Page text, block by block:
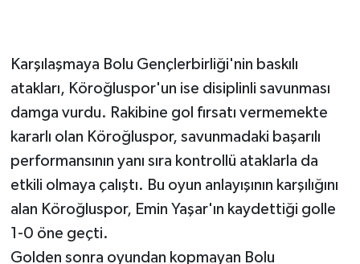
Karşılaşmaya Bolu Gençlerbirliği'nin baskılı
atakları, Köroğluspor'un ise disiplinli savunması
damga vurdu. Rakibine gol fırsatı vermemekte
kararlı olan Köroğluspor, savunmadaki başarılı
performansının yanı sıra kontrollü ataklarla da
etkili olmaya çalıştı. Bu oyun anlayışının karşılığını
alan Köroğluspor, Emin Yaşar'ın kaydettiği golle
1-0 öne geçti.
Golden sonra oyundan kopmayan Bolu